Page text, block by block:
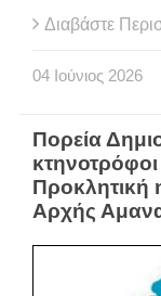
Διαβάστε
04 Ιούνιος 2026
Πορεία
Προκλητική
Αρχής